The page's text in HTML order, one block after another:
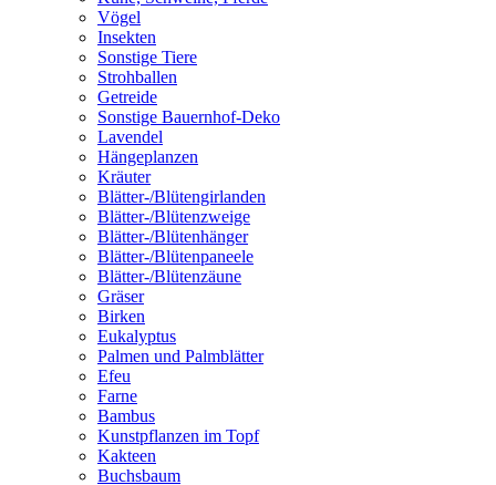
Vögel
Insekten
Sonstige Tiere
Strohballen
Getreide
Sonstige Bauernhof-Deko
Lavendel
Hängeplanzen
Kräuter
Blätter-/Blütengirlanden
Blätter-/Blütenzweige
Blätter-/Blütenhänger
Blätter-/Blütenpaneele
Blätter-/Blütenzäune
Gräser
Birken
Eukalyptus
Palmen und Palmblätter
Efeu
Farne
Bambus
Kunstpflanzen im Topf
Kakteen
Buchsbaum